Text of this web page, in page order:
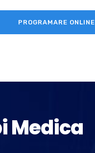
PROGRAMARE ONLINE
Medica